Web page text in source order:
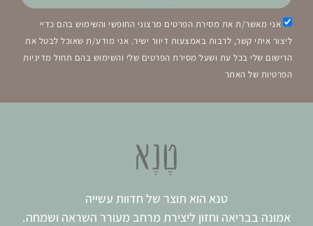
אני מאשר/ת את מסירת הפרטים מרצוני החופשי והשימוש בהם כדיי
ליצור איתי קשר, לרבות באמצעות דיוור ישיר. אני מודע/ת שאוכל לבטל את
הרישום שלי בכל עת ושעל מסירת הפרטים שלי והשימוש בהם תחול מדיניות
הפרטיות של האתר
טנא הוא תוצר של חדוות עשייה
אמונה בבריאה וחזון ליצירת מרחב מעורר השראה ושמחה.